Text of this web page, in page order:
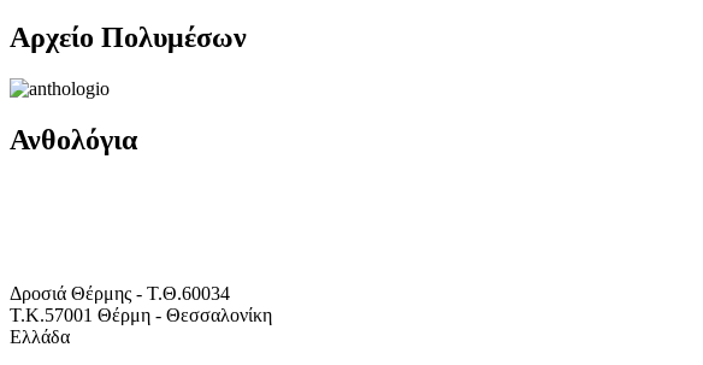
Αρχείο Πολυμέσων
Ανθολόγια
Δροσιά Θέρμης - Τ.Θ.60034
Τ.Κ.57001 Θέρμη - Θεσσαλονίκη
Ελλάδα